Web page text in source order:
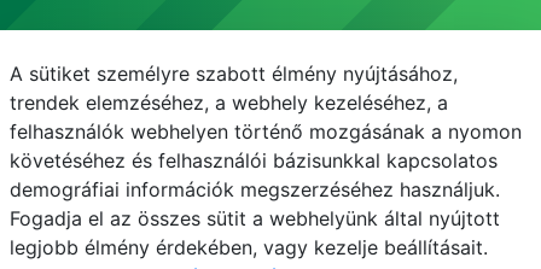
E-mail Telefonkönyv NEPTUN E-learning
A sütiket személyre szabott élmény nyújtásához,
trendek elemzéséhez, a webhely kezeléséhez, a
felhasználók webhelyen történő mozgásának a nyomon
követéséhez és felhasználói bázisunkkal kapcsolatos
demográfiai információk megszerzéséhez használjuk.
Fogadja el az összes sütit a webhelyünk által nyújtott
legjobb élmény érdekében, vagy kezelje beállításait.